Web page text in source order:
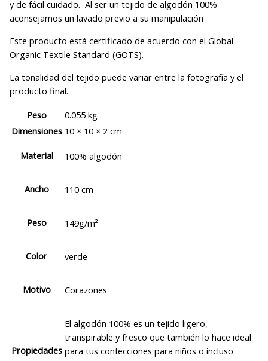
y de fácil cuidado. Al ser un tejido de algodón 100%
aconsejamos un lavado previo a su manipulación
Este producto está certificado de acuerdo con el Global
Organic Textile Standard (GOTS).
La tonalidad del tejido puede variar entre la fotografía y el
producto final.
Peso
0.055 kg
Dimensiones 10 × 10 × 2 cm
Material 100% algodón
Ancho 110 cm
Peso 149g/m²
Color verde
Motivo Corazones
Propiedades
El algodón 100% es un tejido ligero,
transpirable y fresco que también lo hace ideal
para tus confecciones para niños o incluso